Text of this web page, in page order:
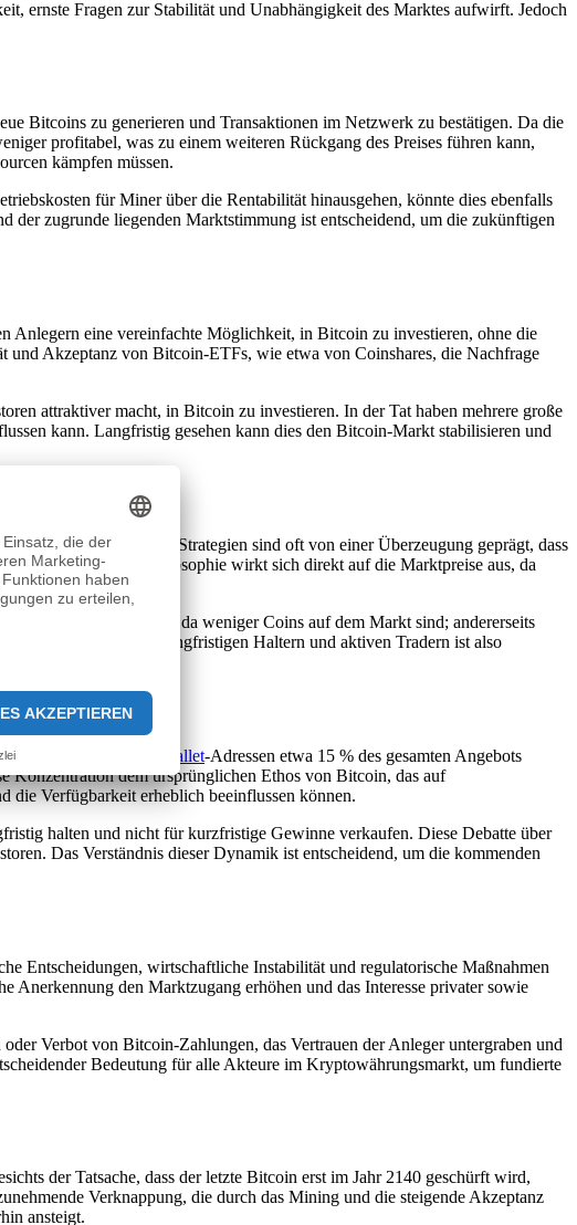
ernste Fragen zur Stabilität und Unabhängigkeit des Marktes aufwirft. Jedoch
Bitcoins zu generieren und Transaktionen im Netzwerk zu bestätigen. Da die
profitabel, was zu einem weiteren Rückgang des Preises führen kann,
kämpfen müssen.
für Miner über die Rentabilität hinausgehen, könnte dies ebenfalls
der zugrunde liegenden Marktstimmung ist entscheidend, um die zukünftigen
Anlegern eine vereinfachte Möglichkeit, in Bitcoin zu investieren, ohne die
und Akzeptanz von Bitcoin-ETFs, wie etwa von Coinshares, die Nachfrage
attraktiver macht, in Bitcoin zu investieren. In der Tat haben mehrere große
kann. Langfristig gesehen kann dies den Bitcoin-Markt stabilisieren und
beitragen. Ihre Strategien sind oft von einer Überzeugung geprägt, dass
dient. Diese Philosophie wirkt sich direkt auf die Marktpreise aus, da
sie den Preis, da weniger Coins auf dem Markt sind; andererseits
Dynamik zwischen langfristigen Haltern und aktiven Tradern ist also
die 100 größten Wallet-Adressen etwa 15 % des gesamten Angebots
Konzentration dem ursprünglichen Ethos von Bitcoin, das auf
die Verfügbarkeit erheblich beeinflussen können.
halten und nicht für kurzfristige Gewinne verkaufen. Diese Debatte über
Das Verständnis dieser Dynamik ist entscheidend, um die kommenden
Entscheidungen, wirtschaftliche Instabilität und regulatorische Maßnahmen
Anerkennung den Marktzugang erhöhen und das Interesse privater sowie
Verbot von Bitcoin-Zahlungen, das Vertrauen der Anleger untergraben und
Bedeutung für alle Akteure im Kryptowährungsmarkt, um fundierte
der Tatsache, dass der letzte Bitcoin erst im Jahr 2140 geschürft wird,
Verknappung, die durch das Mining und die steigende Akzeptanz
ansteigt.